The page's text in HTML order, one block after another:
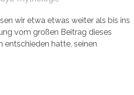
wir etwa etwas weiter als bis ins
vom großen Beitrag dieses
entschieden hatte, seinen